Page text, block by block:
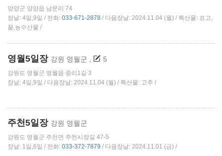
양양군 양양읍 남문리 74
장날: 4일,9일 / 전화: 033-671-2878 / 다음장날: 2024.11.04 (월) / 특산물: 표고,
꿀,농수산물 /
영월5일장 강원 영월군 , 5
강원도 영월군 영월읍 중리1길 3
장날: 4일,9일 / 다음장날: 2024.11.04 (월) / 특산물: 고추 /
주천5일장 강원 영월군
강원도 영월군 주천면 주천시장길 47-5
장날: 1일,6일 / 전화: 033-372-7879 / 다음장날: 2024.11.01 (금) /